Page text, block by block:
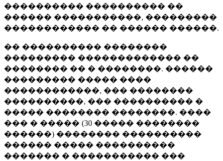
���������� ���������� ��
������ �����������, ���������
������������ �� ������ ������.
�� ���������� ��������
��������� ������������� ��
�������� �� � ��������. ������
��������� ����� ����
������������, ��� ��������
����������, ��� ���������� �
����� �������� ��������. ����
��� � ����� (30 ����� ��������
������) �������� ����������
������ ����� ����������
������� � ����������� ���